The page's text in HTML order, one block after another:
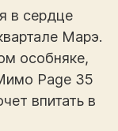
в сердце
Марэ.
особняке,
Page 35
впитать в